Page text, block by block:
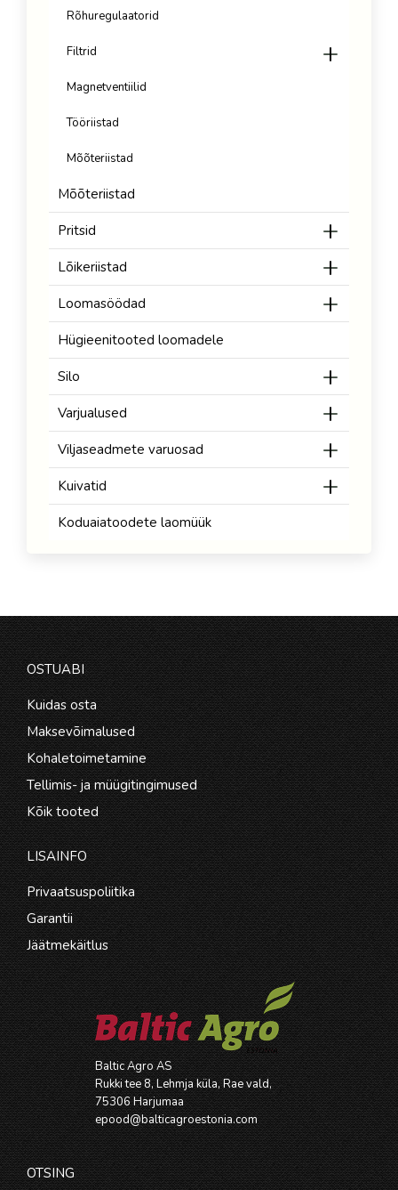
Rõhuregulaatorid
Filtrid
Magnetventiilid
Tööriistad
Mõõteriistad
Mõõteriistad
Pritsid
Lõikeriistad
Loomasöödad
Hügieenitooted loomadele
Silo
Varjualused
Viljaseadmete varuosad
Kuivatid
Koduaiatoodete laomüük
OSTUABI
Kuidas osta
Maksevõimalused
Kohaletoimetamine
Tellimis- ja müügitingimused
Kõik tooted
LISAINFO
Privaatsuspoliitika
Garantii
Jäätmekäitlus
Baltic Agro AS
Rukki tee 8, Lehmja küla, Rae vald,
75306 Harjumaa
epood@balticagroestonia.com
OTSING